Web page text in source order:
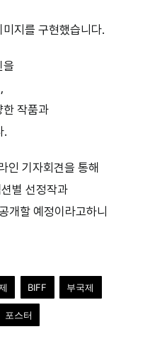
지를 구현했습니다.
을
한 작품과
.
인 기자회견을 통해
별 선정작과
개할 예정이라고하니
BIFF 부국제
포스터